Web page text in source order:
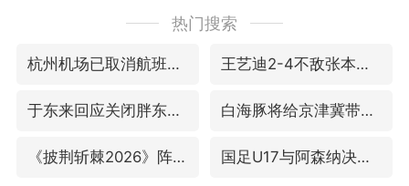
热门搜索
杭州机场已取消航班388架次 王艺迪2-4不敌张本美和止步4强
于东来回应关闭胖东来生活广场店 白海豚将给京津冀带来大暴雨
《披荆斩棘2026》阵容官宣 国足U17与阿森纳决赛取消 并列冠军